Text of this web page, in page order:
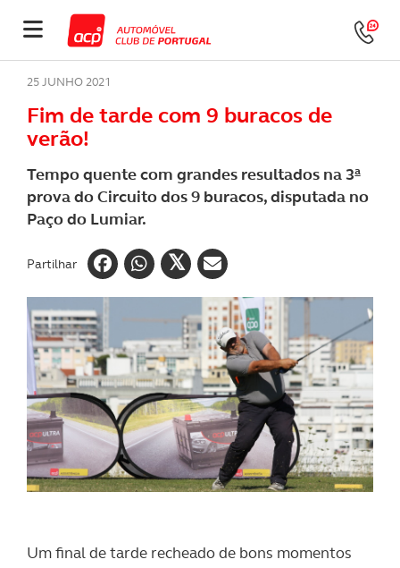
25 JUNHO 2021
Fim de tarde com 9 buracos de
verão!
Tempo quente com grandes resultados na 3ª
prova do Circuito dos 9 buracos, disputada no
Paço do Lumiar.
Partilhar
Um final de tarde recheado de bons momentos